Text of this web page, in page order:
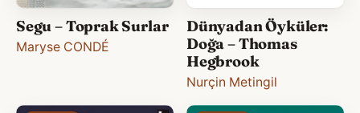
Segu – Toprak Surlar
Maryse CONDÉ
Dünyadan Öyküler:
Doğa – Thomas
Hegbrook
Nurçin Metingil